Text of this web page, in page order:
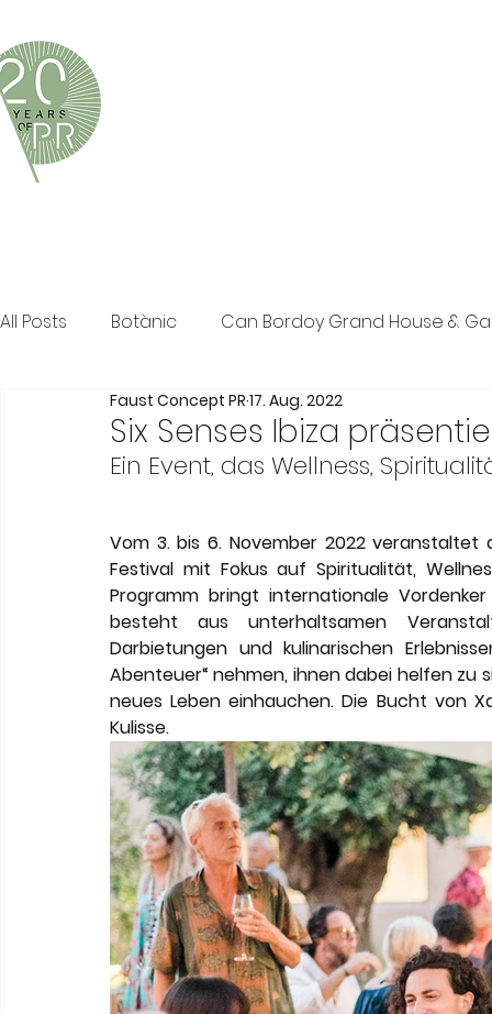
und persönliche Beratung in den Bereichen
Klassische PR im Print Bereich, Events sowie Social
All Posts Botànic Can Bordoy Grand House &
The Ozen Collection Faust Concept PR
Son Moli Country House Vestige Collection
Six Senses Ibiza
Faust Concept PR 17. Aug. 2022
Ein Event, das Wellness,
Vom 3. bis 6. November 2022 veranstaltet
Festival mit Fokus auf Spiritualität,
Programm bringt internationale
besteht aus unterhaltsamen
Darbietungen und kulinarischen
Abenteuer“ nehmen, ihnen dabei helfen
neues Leben einhauchen. Die Bucht von
Kulisse.